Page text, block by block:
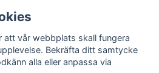
Nyhetsbrev
Kundklubb
att vår webbplats skall fungera
Bekräfta ditt samtycke
alla eller anpassa via